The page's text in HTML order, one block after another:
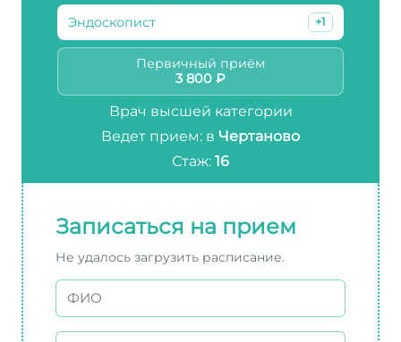
Эндоскопист +1
Первичный приём
3 800 ₽
Врач высшей категории
Ведет прием: в Чертаново
Стаж: 16
Записаться на прием
Не удалось загрузить расписание.